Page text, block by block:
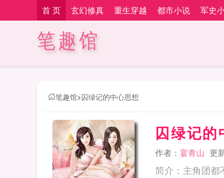
首 页 玄幻修真 重生穿越 都市小说 军史
笔趣馆
笔趣馆>囚绿记的中心思想
囚绿记的
作者： 宴青山 更
简介：主角团